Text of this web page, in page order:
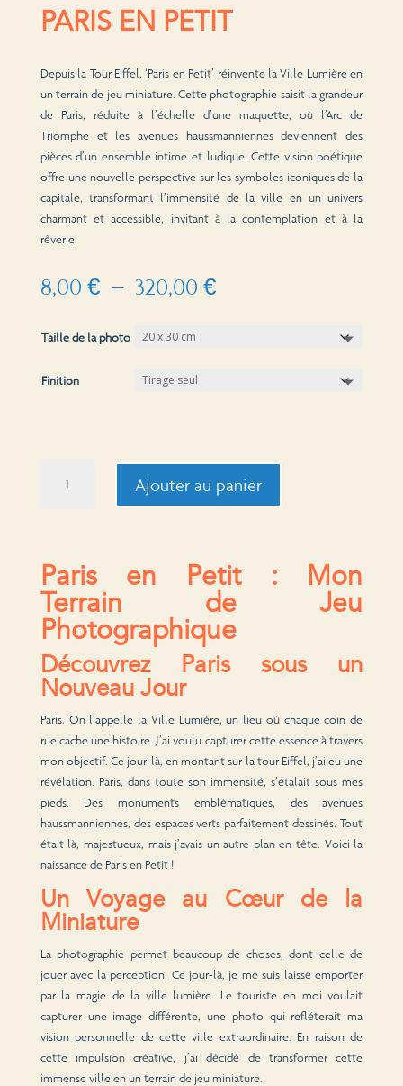
PARIS EN PETIT
Depuis la Tour Eiffel, ‘Paris en Petit’ réinvente la Ville Lumière en
un terrain de jeu miniature. Cette photographie saisit la grandeur
de Paris, réduite à l’échelle d’une maquette, où l’Arc de
Triomphe et les avenues haussmanniennes deviennent des
pièces d’un ensemble intime et ludique. Cette vision poétique
offre une nouvelle perspective sur les symboles iconiques de la
capitale, transformant l’immensité de la ville en un univers
charmant et accessible, invitant à la contemplation et à la
rêverie.
8,00 € – 320,00 €Plage
Taille de la photo
Finition
Ajouter au panier
Paris en Petit : Mon
Terrain de Jeu
Photographique
Découvrez Paris sous un
Nouveau Jour
Paris. On l’appelle la Ville Lumière, un lieu où chaque coin de
rue cache une histoire. J’ai voulu capturer cette essence à travers
mon objectif. Ce jour-là, en montant sur la tour Eiffel, j’ai eu une
révélation. Paris, dans toute son immensité, s’étalait sous mes
pieds. Des monuments emblématiques, des avenues
haussmanniennes, des espaces verts parfaitement dessinés. Tout
était là, majestueux, mais j’avais un autre plan en tête. Voici la
naissance de Paris en Petit !
Un Voyage au Cœur de la
Miniature
La photographie permet beaucoup de choses, dont celle de
jouer avec la perception. Ce jour-là, je me suis laissé emporter
par la magie de la ville lumière. Le touriste en moi voulait
capturer une image différente, une photo qui refléterait ma
vision personnelle de cette ville extraordinaire. En raison de
cette impulsion créative, j’ai décidé de transformer cette
immense ville en un terrain de jeu miniature.